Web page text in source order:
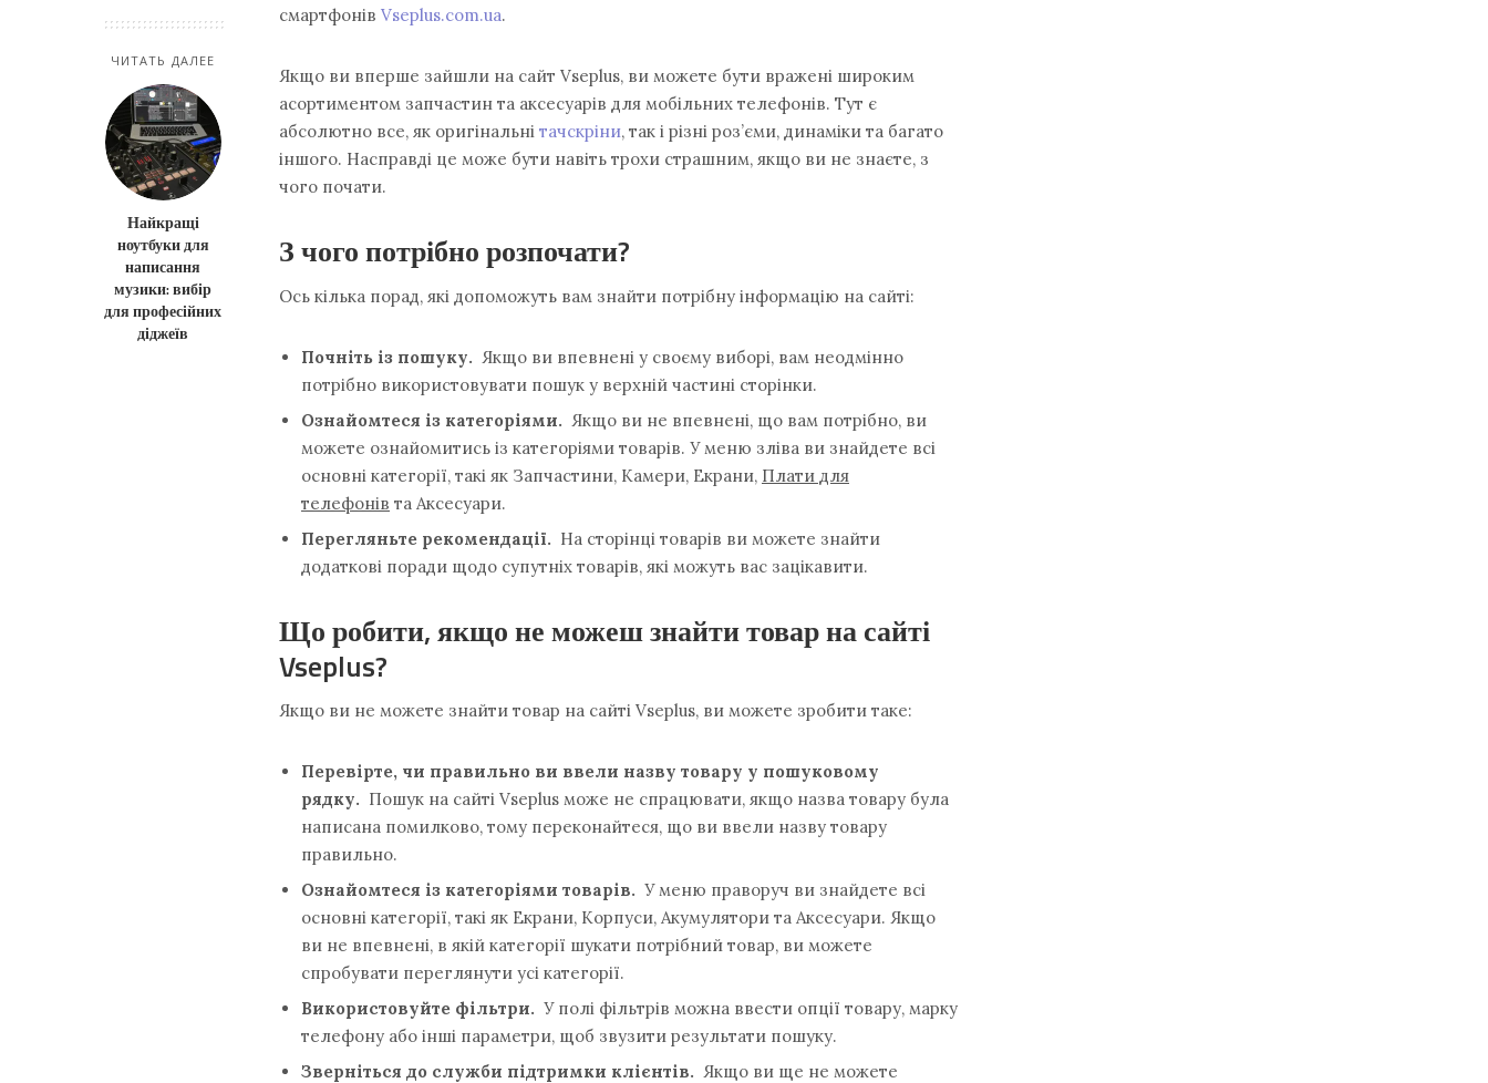
ЧИТАТЬ ДАЛЕЕ
Найкращі
ноутбуки для
написання
музики: вибір
для професійних
діджеїв
смартфонів Vseplus.com.ua.
Якщо ви вперше зайшли на сайт Vseplus, ви можете бути вражені широким
асортиментом запчастин та аксесуарів для мобільних телефонів. Тут є
абсолютно все, як оригінальні тачскріни, так і різні роз’єми, динаміки та багато
іншого. Насправді це може бути навіть трохи страшним, якщо ви не знаєте, з
чого почати.
З чого потрібно розпочати?
Ось кілька порад, які допоможуть вам знайти потрібну інформацію на сайті:
Почніть із пошуку. Якщо ви впевнені у своєму виборі, вам неодмінно
потрібно використовувати пошук у верхній частині сторінки.
Ознайомтеся із категоріями. Якщо ви не впевнені, що вам потрібно, ви
можете ознайомитись із категоріями товарів. У меню зліва ви знайдете всі
основні категорії, такі як Запчастини, Камери, Екрани, Плати для
телефонів та Аксесуари.
Перегляньте рекомендації. На сторінці товарів ви можете знайти
додаткові поради щодо супутніх товарів, які можуть вас зацікавити.
Що робити, якщо не можеш знайти товар на сайті
Vseplus?
Якщо ви не можете знайти товар на сайті Vseplus, ви можете зробити таке:
Перевірте, чи правильно ви ввели назву товару у пошуковому
рядку. Пошук на сайті Vseplus може не спрацювати, якщо назва товару була
написана помилково, тому переконайтеся, що ви ввели назву товару
правильно.
Ознайомтеся із категоріями товарів. У меню праворуч ви знайдете всі
основні категорії, такі як Екрани, Корпуси, Акумулятори та Аксесуари. Якщо
ви не впевнені, в якій категорії шукати потрібний товар, ви можете
спробувати переглянути усі категорії.
Використовуйте фільтри. У полі фільтрів можна ввести опції товару, марку
телефону або інші параметри, щоб звузити результати пошуку.
Зверніться до служби підтримки клієнтів. Якщо ви ще не можете